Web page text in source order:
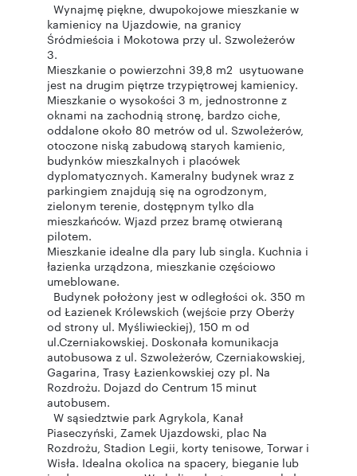
Wynajmę piękne, dwupokojowe mieszkanie w
kamienicy na Ujazdowie, na granicy
Śródmieścia i Mokotowa przy ul. Szwoleżerów
3.
Mieszkanie o powierzchni 39,8 m2 usytuowane
jest na drugim piętrze trzypiętrowej kamienicy.
Mieszkanie o wysokości 3 m, jednostronne z
oknami na zachodnią stronę, bardzo ciche,
oddalone około 80 metrów od ul. Szwoleżerów,
otoczone niską zabudową starych kamienic,
budynków mieszkalnych i placówek
dyplomatycznych. Kameralny budynek wraz z
parkingiem znajdują się na ogrodzonym,
zielonym terenie, dostępnym tylko dla
mieszkańców. Wjazd przez bramę otwieraną
pilotem.
Mieszkanie idealne dla pary lub singla. Kuchnia i
łazienka urządzona, mieszkanie częściowo
umeblowane.
Budynek położony jest w odległości ok. 350 m
od Łazienek Królewskich (wejście przy Oberży
od strony ul. Myśliwieckiej), 150 m od
ul.Czerniakowskiej. Doskonała komunikacja
autobusowa z ul. Szwoleżerów, Czerniakowskiej,
Gagarina, Trasy Łazienkowskiej czy pl. Na
Rozdrożu. Dojazd do Centrum 15 minut
autobusem.
W sąsiedztwie park Agrykola, Kanał
Piaseczyński, Zamek Ujazdowski, plac Na
Rozdrożu, Stadion Legii, korty tenisowe, Torwar i
Wisła. Idealna okolica na spacery, bieganie lub